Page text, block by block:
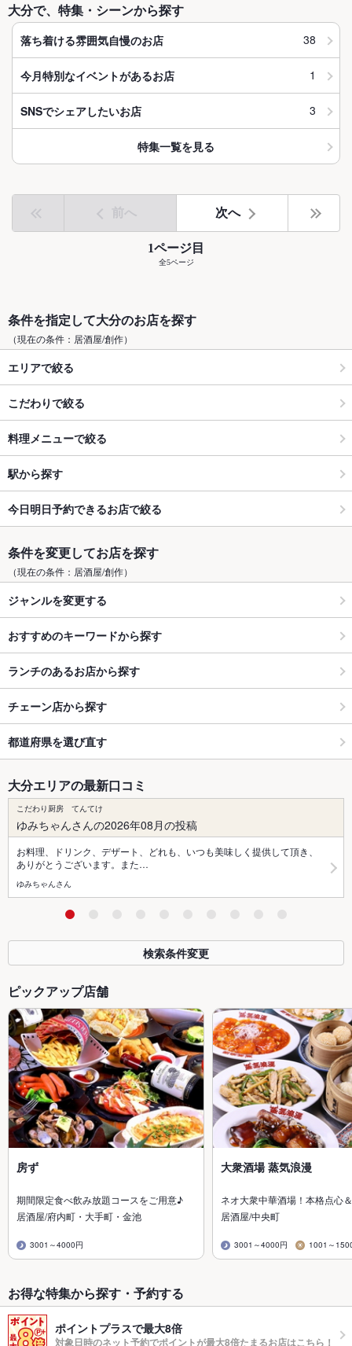
大分で、特集・シーンから探す
落ち着ける雰囲気自慢のお店 38
今月特別なイベントがあるお店 1
SNSでシェアしたいお店 3
特集一覧を見る
前へ 次へ
1ページ目
全5ページ
条件を指定して大分のお店を探す
（現在の条件：居酒屋/創作）
エリアで絞る
こだわりで絞る
料理メニューで絞る
駅から探す
今日明日予約できるお店で絞る
条件を変更してお店を探す
（現在の条件：居酒屋/創作）
ジャンルを変更する
おすすめのキーワードから探す
ランチのあるお店から探す
チェーン店から探す
都道府県を選び直す
大分エリアの最新口コミ
こだわり厨房 てんてけ
ゆみちゃんさんの2026年08月の投稿
お料理、ドリンク、デザート、どれも、いつも美味しく提供して頂き、
ありがとうございます。また…
ゆみちゃんさん
検索条件変更
ピックアップ店舗
房ず
期間限定食べ飲み放題コースをご用意♪
居酒屋/府内町・大手町・金池
3001～4000円
大衆酒場 蒸気浪漫
ネオ大衆中華酒場！本格点心
居酒屋/中央町
3001～4000円 1001～
お得な特集から探す・予約する
ポイントプラスで最大8倍
対象日時のネット予約でポイントが最大8倍たまるお店はこちら！